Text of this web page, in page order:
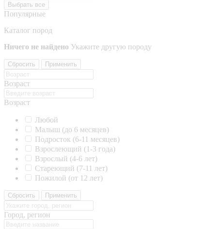
Выбрать все
Популярные
Каталог пород
Ничего не найдено Укажите другую породу
Сбросить Применить
Возраст
Возраст
Любой
Малыш (до 6 месяцев)
Подросток (6-11 месяцев)
Взрослеющий (1-3 года)
Взрослый (4-6 лет)
Стареющий (7-11 лет)
Пожилой (от 12 лет)
Сбросить Применить
Город, регион